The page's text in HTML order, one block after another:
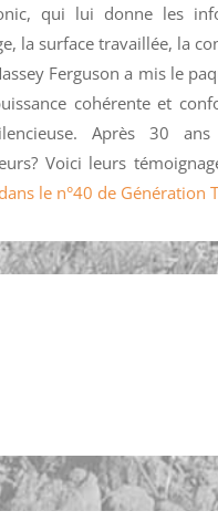
qui lui donne les
la surface travaillée, la
Ferguson a mis le
cohérente et
Après 30 ans
Voici leurs
le n°40 de Génération